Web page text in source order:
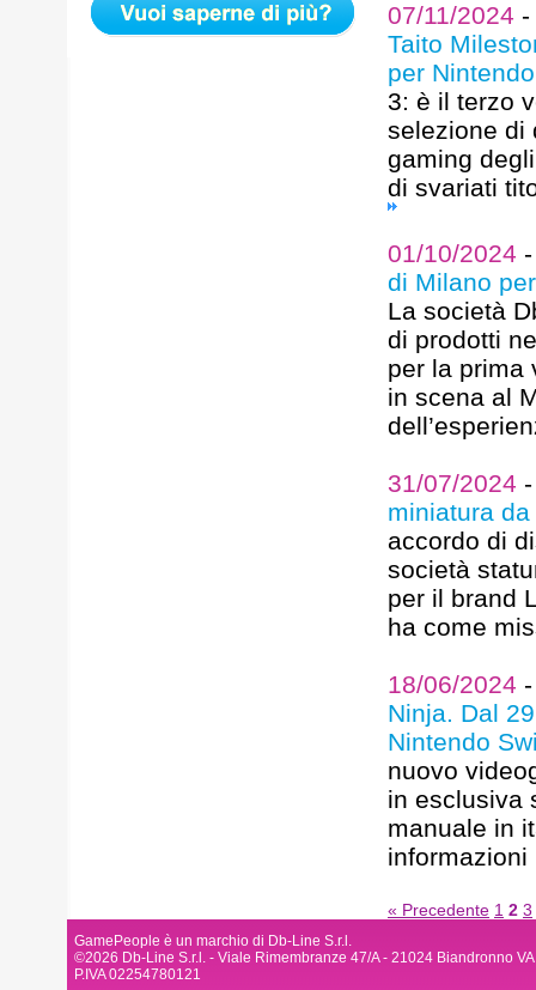
07/11/2024 -
Taito
per
3: è il terzo
selezione di
gaming
di svariati
01/10/2024
di Milano
La società
di prodotti
per la prima
in scena al
31/07/2024
miniatura
accordo di
società
per il brand
ha come
18/06/2024
Ninja. Dal
Nintendo
nuovo
in esclusiva
manuale in
« Precedente 1 2 3
GamePeople è un marchio di Db-Line S.r.l.
©2026 Db-Line S.r.l. - Viale Rimembranze 47/A - 21024 Biandronno VA
P.IVA 02254780121